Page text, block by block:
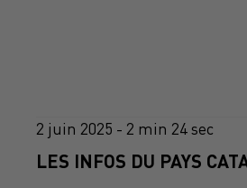
2 juin 2025 - 2 min 24 sec
LES INFOS DU PAYS